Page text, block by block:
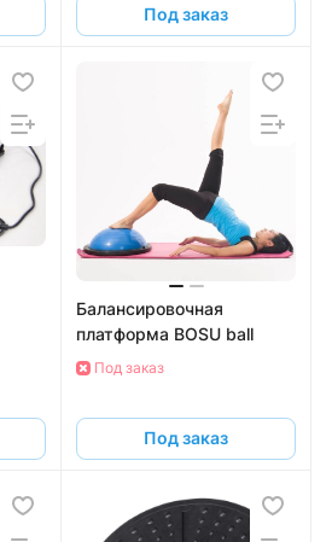
Под заказ
Балансировочная
платформа BOSU ball
Под заказ
Под заказ